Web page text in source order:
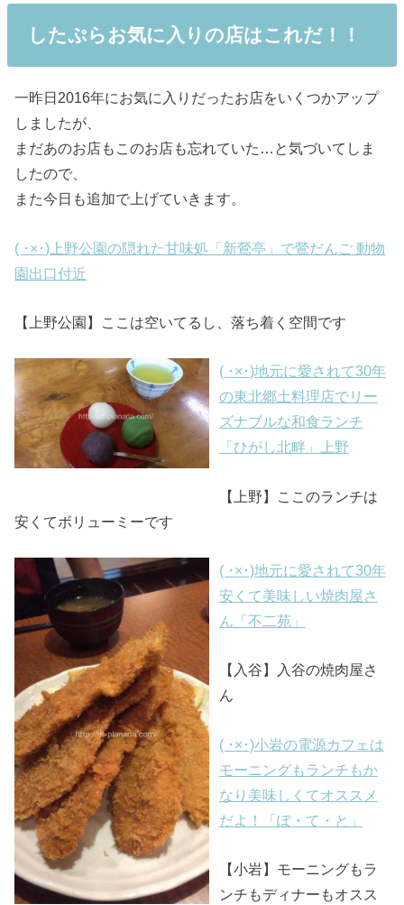
したぷらお気に入りの店はこれだ！！
一昨日2016年にお気に入りだったお店をいくつかアップ
しましたが、
まだあのお店もこのお店も忘れていた…と気づいてしま
したので、
また今日も追加で上げていきます。
( ･×･)上野公園の隠れた甘味処「新鶯亭」で鶯だんご 動物
園出口付近
【上野公園】ここは空いてるし、落ち着く空間です
( ･×･)地元に愛されて30年
の東北郷土料理店でリー
ズナブルな和食ランチ
「ひがし北畔」上野
【上野】ここのランチは
安くてボリューミーです
( ･×･)地元に愛されて30年
安くて美味しい焼肉屋さ
ん「不二苑」
【入谷】入谷の焼肉屋さ
ん
( ･×･)小岩の電源カフェは
モーニングもランチもか
なり美味しくてオススメ
だよ！「ぽ・て・と」
【小岩】モーニングもラ
ンチもディナーもオスス